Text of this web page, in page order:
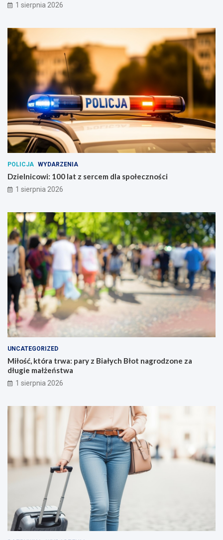
1 sierpnia 2026
POLICJA WYDARZENIA
Dzielnicowi: 100 lat z sercem dla społeczności
1 sierpnia 2026
UNCATEGORIZED
Miłość, która trwa: pary z Białych Błot nagrodzone za
długie małżeństwa
1 sierpnia 2026